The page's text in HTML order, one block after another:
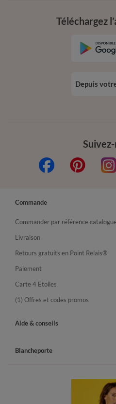
Téléchargez
Depuis
Commande
Commander par référence catalogue
Livraison
Retours gratuits en Point Relais®
Paiement
Carte 4 Etoiles
(1) Offres et codes promos
Aide & conseils
Blancheporte